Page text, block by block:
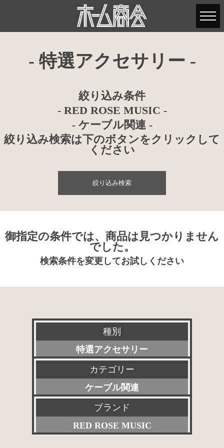
- 特選アクセサリー -
絞り込み条件
- RED ROSE MUSIC -
- ケーブル関連 -
絞り込み検索は下のボタンをクリックして
ください
絞り込み検索
御指定の条件では、商品は見つかりません
でした。
検索条件を変更してお試しください
種別
特選アクセサリー
新品
委託販売品
特価品
その他委託販売品
カテゴリー
ケーブル関連
すべて
プリアンプ
ブランド
RED ROSE MUSIC